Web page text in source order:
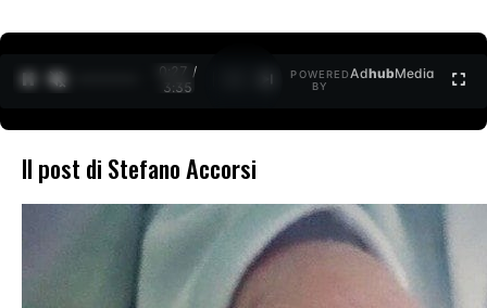
0:27 /
3:35
POWERED
BY
AdhubMedia
Il post di Stefano Accorsi